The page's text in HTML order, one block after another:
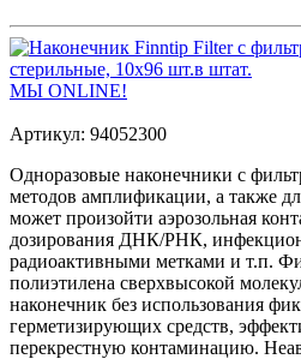
МЫ ONLINE!
Артикул: 94052300
Одноразовые наконечники с
методов амплификации, а также
может произойти аэрозольная
дозирования ДНК/РНК,
радиоактивными метками и т.п.
полиэтилена сверхвысокой
наконечник без использования
герметизирующих средств,
перекрестную контаминацию.